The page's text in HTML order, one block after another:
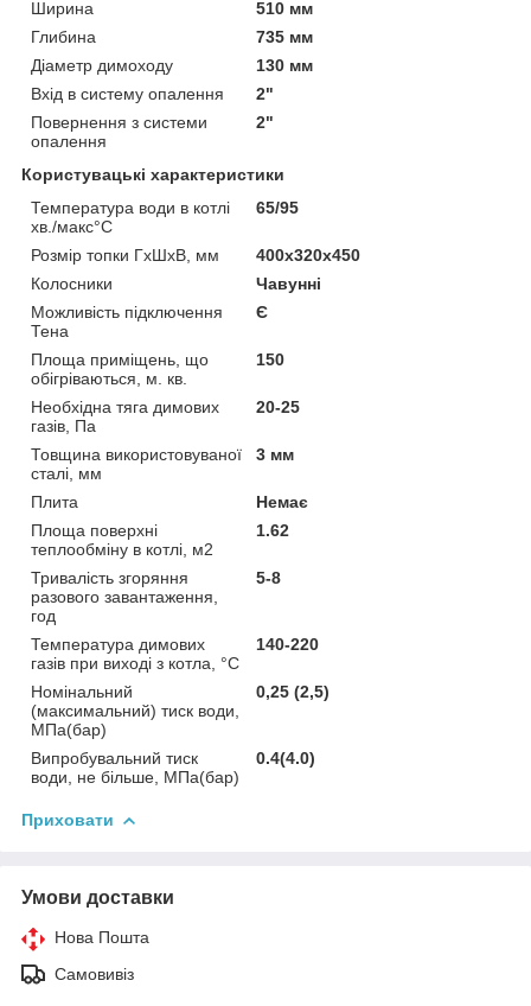
Ширина
510 мм
Глибина
735 мм
Діаметр димоходу
130 мм
Вхід в систему опалення
2"
Повернення з системи
опалення
2"
Користувацькі характеристики
Температура води в котлі
хв./макс°C
65/95
Розмір топки ГхШхВ, мм
400х320х450
Колосники
Чавунні
Можливість підключення
Тена
Є
Площа приміщень, що
обігріваються, м. кв.
150
Необхідна тяга димових
газів, Па
20-25
Товщина використовуваної
сталі, мм
3 мм
Плита
Немає
Площа поверхні
теплообміну в котлі, м2
1.62
Тривалість згоряння
разового завантаження,
год
5-8
Температура димових
газів при виході з котла, °С
140-220
Номінальний
(максимальний) тиск води,
МПа(бар)
0,25 (2,5)
Випробувальний тиск
води, не більше, МПа(бар)
0.4(4.0)
Приховати
Умови доставки
Нова Пошта
Самовивіз